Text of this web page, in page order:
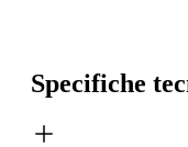
Specifiche